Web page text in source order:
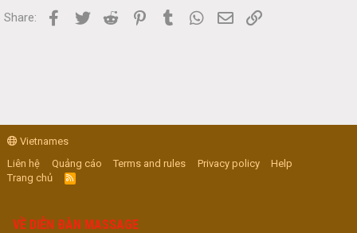
o
Share: Facebook
Twitter Reddit PinterestTumblr WhatsApp
Email
Vietnames
Liên hệ
Quảng cáo Terms and rules Privacy policy
Help
Trang chủ
R
S
VỀ DIỄN ĐÀN MASSAGE